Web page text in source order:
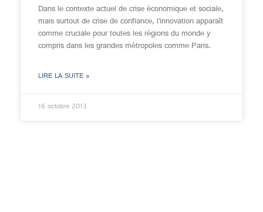
Dans le contexte actuel de crise économique et sociale,
mais surtout de crise de confiance, l’innovation apparaît
comme cruciale pour toutes les régions du monde y
compris dans les grandes métropoles comme Paris.
LIRE LA SUITE »
16 octobre 2013